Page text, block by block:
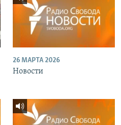
26 МАРТА 2026
Новости